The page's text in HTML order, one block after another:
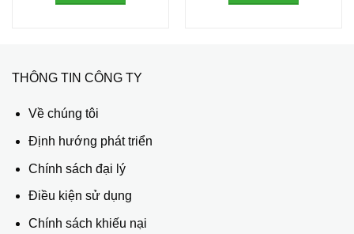
THÔNG TIN CÔNG TY
Về chúng tôi
Định hướng phát triển
Chính sách đại lý
Điều kiện sử dụng
Chính sách khiếu nại